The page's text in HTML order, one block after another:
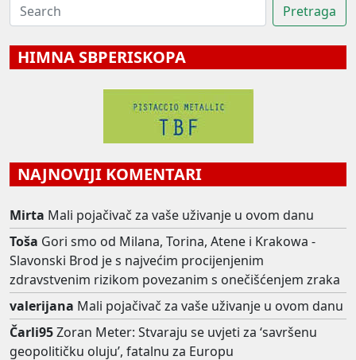
HIMNA SBPERISKOPA
NAJNOVIJI KOMENTARI
Mirta Mali pojačivač za vaše uživanje u ovom danu
Toša Gori smo od Milana, Torina, Atene i Krakowa -
Slavonski Brod je s najvećim procijenjenim
zdravstvenim rizikom povezanim s onečišćenjem zraka
valerijana Mali pojačivač za vaše uživanje u ovom danu
Čarli95Zoran Meter: Stvaraju se uvjeti za ‘savršenu
geopolitičku oluju’, fatalnu za Europu